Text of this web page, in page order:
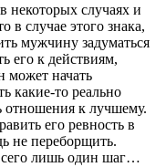
некоторых случаях и
в случае этого знака,
мужчину задуматься
его к действиям,
может начать
какие-то реально
отношения к лучшему.
его ревность в
не переборщить.
лишь один шаг…